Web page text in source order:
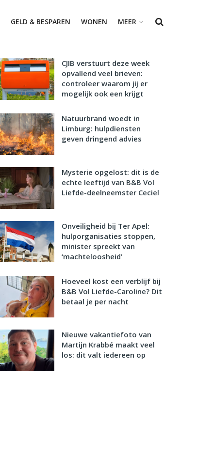
GELD & BESPAREN WONEN MEER
CJIB verstuurt deze week
opvallend veel brieven:
controleer waarom jij er
mogelijk ook een krijgt
Natuurbrand woedt in
Limburg: hulpdiensten
geven dringend advies
Mysterie opgelost: dit is de
echte leeftijd van B&B Vol
Liefde-deelneemster Ceciel
Onveiligheid bij Ter Apel:
hulporganisaties stoppen,
minister spreekt van
‘machteloosheid’
Hoeveel kost een verblijf bij
B&B Vol Liefde-Caroline? Dit
betaal je per nacht
Nieuwe vakantiefoto van
Martijn Krabbé maakt veel
los: dit valt iedereen op